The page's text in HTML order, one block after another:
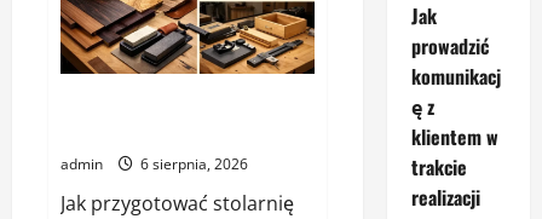
admin 6 sierpnia, 2026
Jak przygotować stolarnię
Jak
prowadzić
komunikacj
ę z
klientem w
trakcie
realizacji